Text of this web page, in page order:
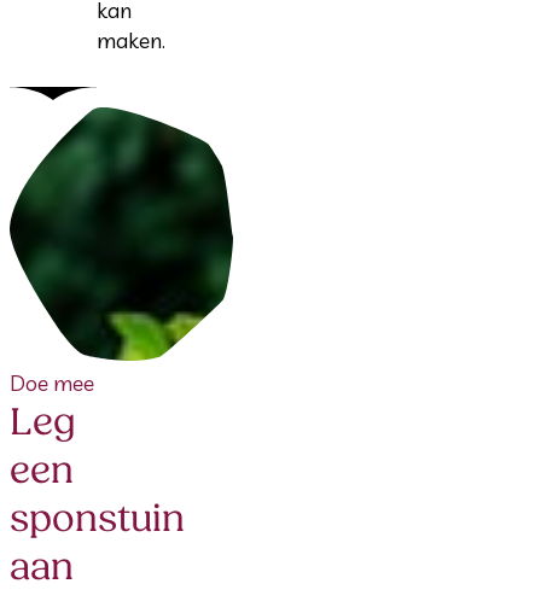
kan
maken.
Doe mee
Leg
een
sponstuin
aan